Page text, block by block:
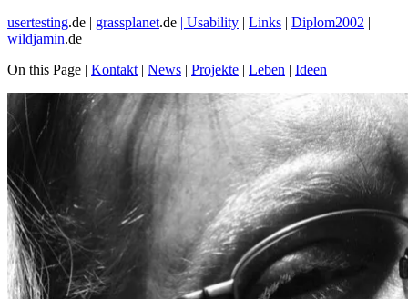
usertesting.de | grassplanet.de | Usability | Links | Diplom2002 |
wildjamin.de
On this Page | Kontakt | News | Projekte | Leben | Ideen